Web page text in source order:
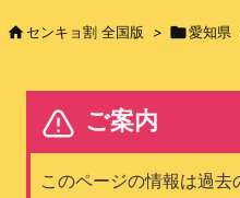
センキョ割 全国版 > 愛知県